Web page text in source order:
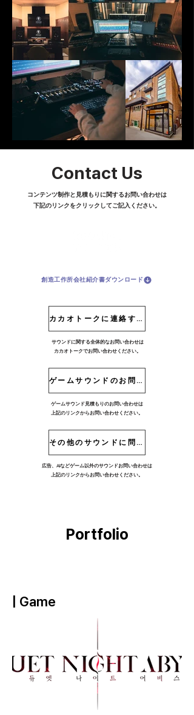
Contact Us
コンテンツ制作と見積もりに関するお問い合わせは
下記のリンクをクリックしてご記入ください。
創造工作所会社紹介書ダウンロード
カカオトークに連絡する
サウンドに関する全体的なお問い合わせは
カカオトークでお問い合わせください。
ゲームサウンドのお問い合わせ
ゲームサウンド見積もりのお問い合わせは
上記のリンクからお問い合わせください。
その他のサウンドに問い合わせる
広告、AIなどゲーム以外のサウンドお問い合わせは
上記のリンクからお問い合わせください。
Portfolio
| Game